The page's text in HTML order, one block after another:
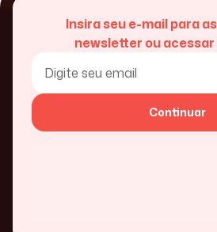
Insira seu e-mail para
newsletter ou
Continuar